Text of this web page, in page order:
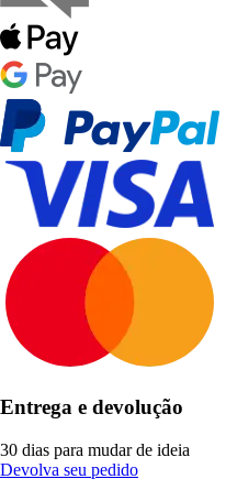
Entrega e devolução
30 dias para mudar de ideia
Devolva seu pedido